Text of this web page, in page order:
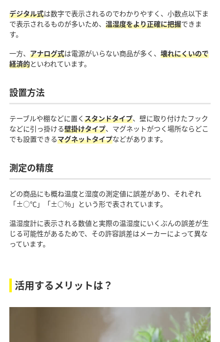
デジタル式は数字で表示されるのでわかりやすく、小数点以下ま
で表示されるものが多いため、 温湿度をより正確に把握できま
す。
一方、 アナログ式は電源がいらない商品が多く、 壊れにくいので
経済的といわれています。
設置方法
テーブルや棚などに置く スタンドタイプ、壁に取り付けたフック
などに引っ掛ける壁掛けタイプ、マグネットがつく場所ならどこ
でも設置できるマグネットタイプなどがあります。
測定の精度
どの商品にも概ね温度と湿度の測定値に誤差があり、それぞれ
「±○℃」「±○％」という形で表されています。
温湿度計に表示される数値と実際の温湿度にいくぶんの誤差が生
じる可能性があるためで、その許容誤差はメーカーによって異な
っています。
活用するメリットは？